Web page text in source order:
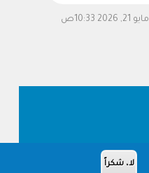
مايو 21, 2026 10:33ص
لا، شكراً